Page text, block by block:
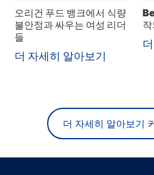
오리건 푸드 뱅크에서 식량
불안정과 싸우는 여성 리더
들
더 자세히 알아보기
더 자세히 알아보기